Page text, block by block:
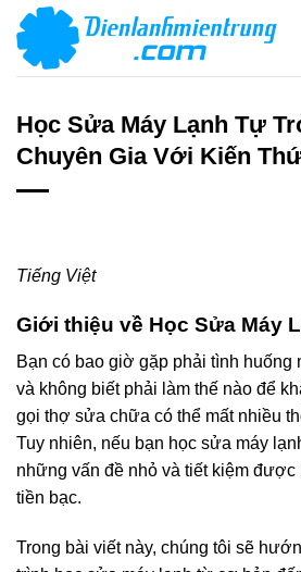
qua
Học Sửa Máy Lạnh Tự
Chuyên Gia Với Kiến
Tiếng Việt
Giới thiệu về Học Sửa Máy
Bạn có bao giờ gặp phải tình huống
và không biết phải làm thế nào để
gọi thợ sửa chữa có thể mất nhiều
Tuy nhiên, nếu bạn học sửa máy
những vấn đề nhỏ và tiết kiệm
tiền bạc.
Trong bài viết này, chúng tôi sẽ